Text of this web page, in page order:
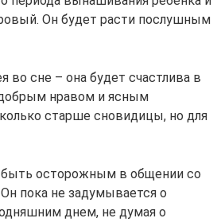
Он будет расти послушным
сне – она будет счастлива в
добрым нравом и ясным
старше сновидицы, но для
быть осторожным в общении со
пока не задумывается о
днем, не думая о